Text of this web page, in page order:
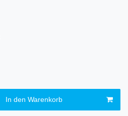
In den Warenkorb